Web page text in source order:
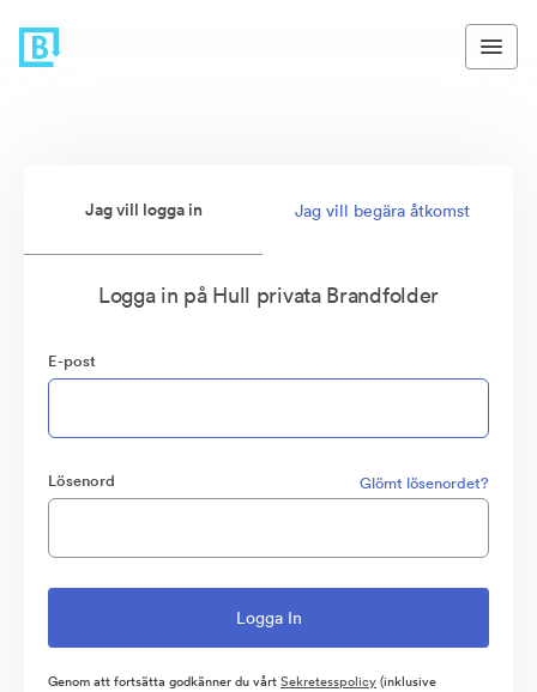
Jag vill logga in Jag vill begära åtkomst
Logga in på Hull privata Brandfolder
E-post
Lösenord Glömt lösenordet?
Genom att fortsätta godkänner du vårtSekretesspolicy(inklusive